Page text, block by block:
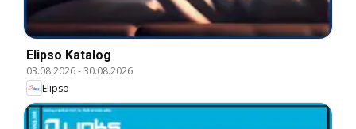
Elipso Katalog
03.08.2026-30.08.2026
Elipso